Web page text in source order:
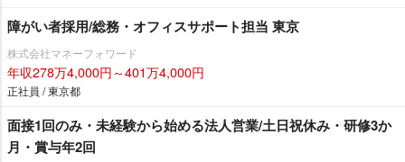
障がい者採用/総務・オフィスサポート担当 東京
株式会社マネーフォワード
年収278万4,000円～401万4,000円
正社員 / 東京都
面接1回のみ・未経験から始める法人営業/土日祝休み・研修3か
月・賞与年2回